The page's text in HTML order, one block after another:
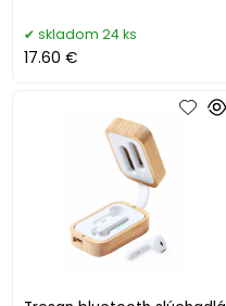
skladom 24 ks
17.60 €